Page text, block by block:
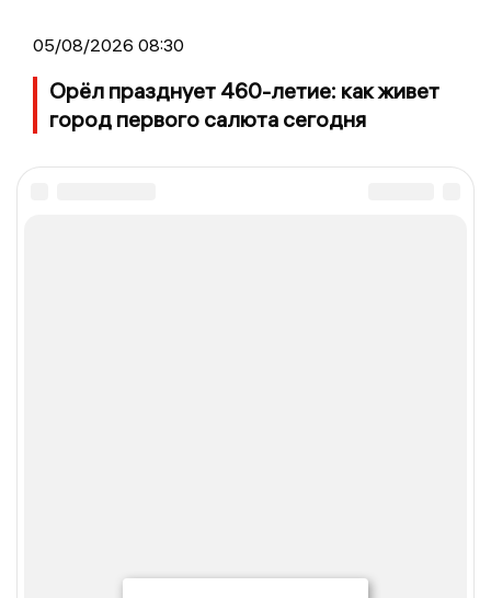
05/08/2026 08:30
Орёл празднует 460-летие: как живет
город первого салюта сегодня